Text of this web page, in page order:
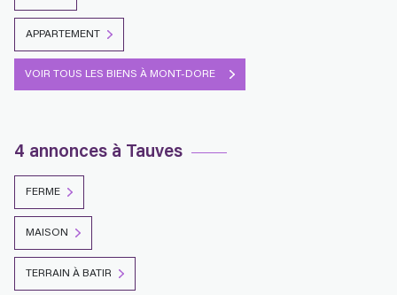
APPARTEMENT
VOIR TOUS LES BIENS À MONT-DORE
4 annonces à Tauves
FERME
MAISON
TERRAIN À BATIR